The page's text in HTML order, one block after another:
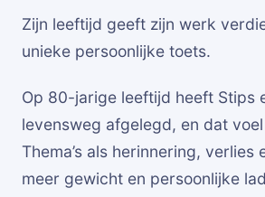
Zijn leeftijd geeft zijn werk
unieke persoonlijke toets.
Op 80-jarige leeftijd heeft Stips
levensweg afgelegd, en dat
Thema’s als herinnering, verlies
meer gewicht en persoonlijke